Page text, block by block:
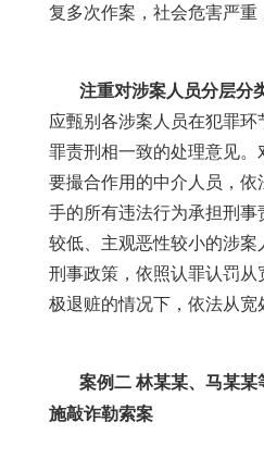
复多次作案，社会危害严重
注重对涉案人员分层分
应甄别各涉案人员在犯罪
罪责刑相一致的处理意见
要撮合作用的中介人员，
手的所有违法行为承担刑
较低、主观恶性较小的涉
刑事政策，依照认罪认罚
极退赃的情况下，依法从宽
案例二 林某某、马某某
施敲诈勒索案